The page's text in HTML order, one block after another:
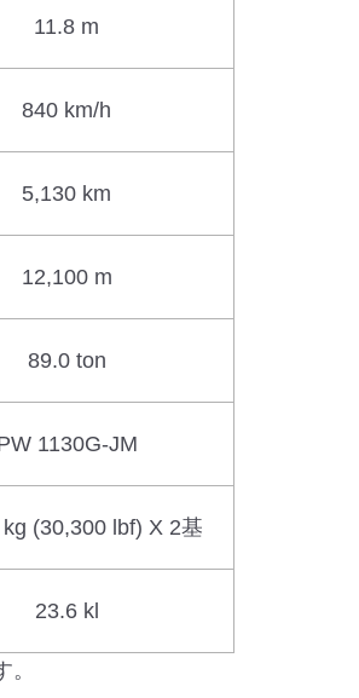
11.8 m
840 km/h
5,130 km
12,100 m
89.0 ton
1130G-JM
(30,300 lbf) X 2基
23.6 kl